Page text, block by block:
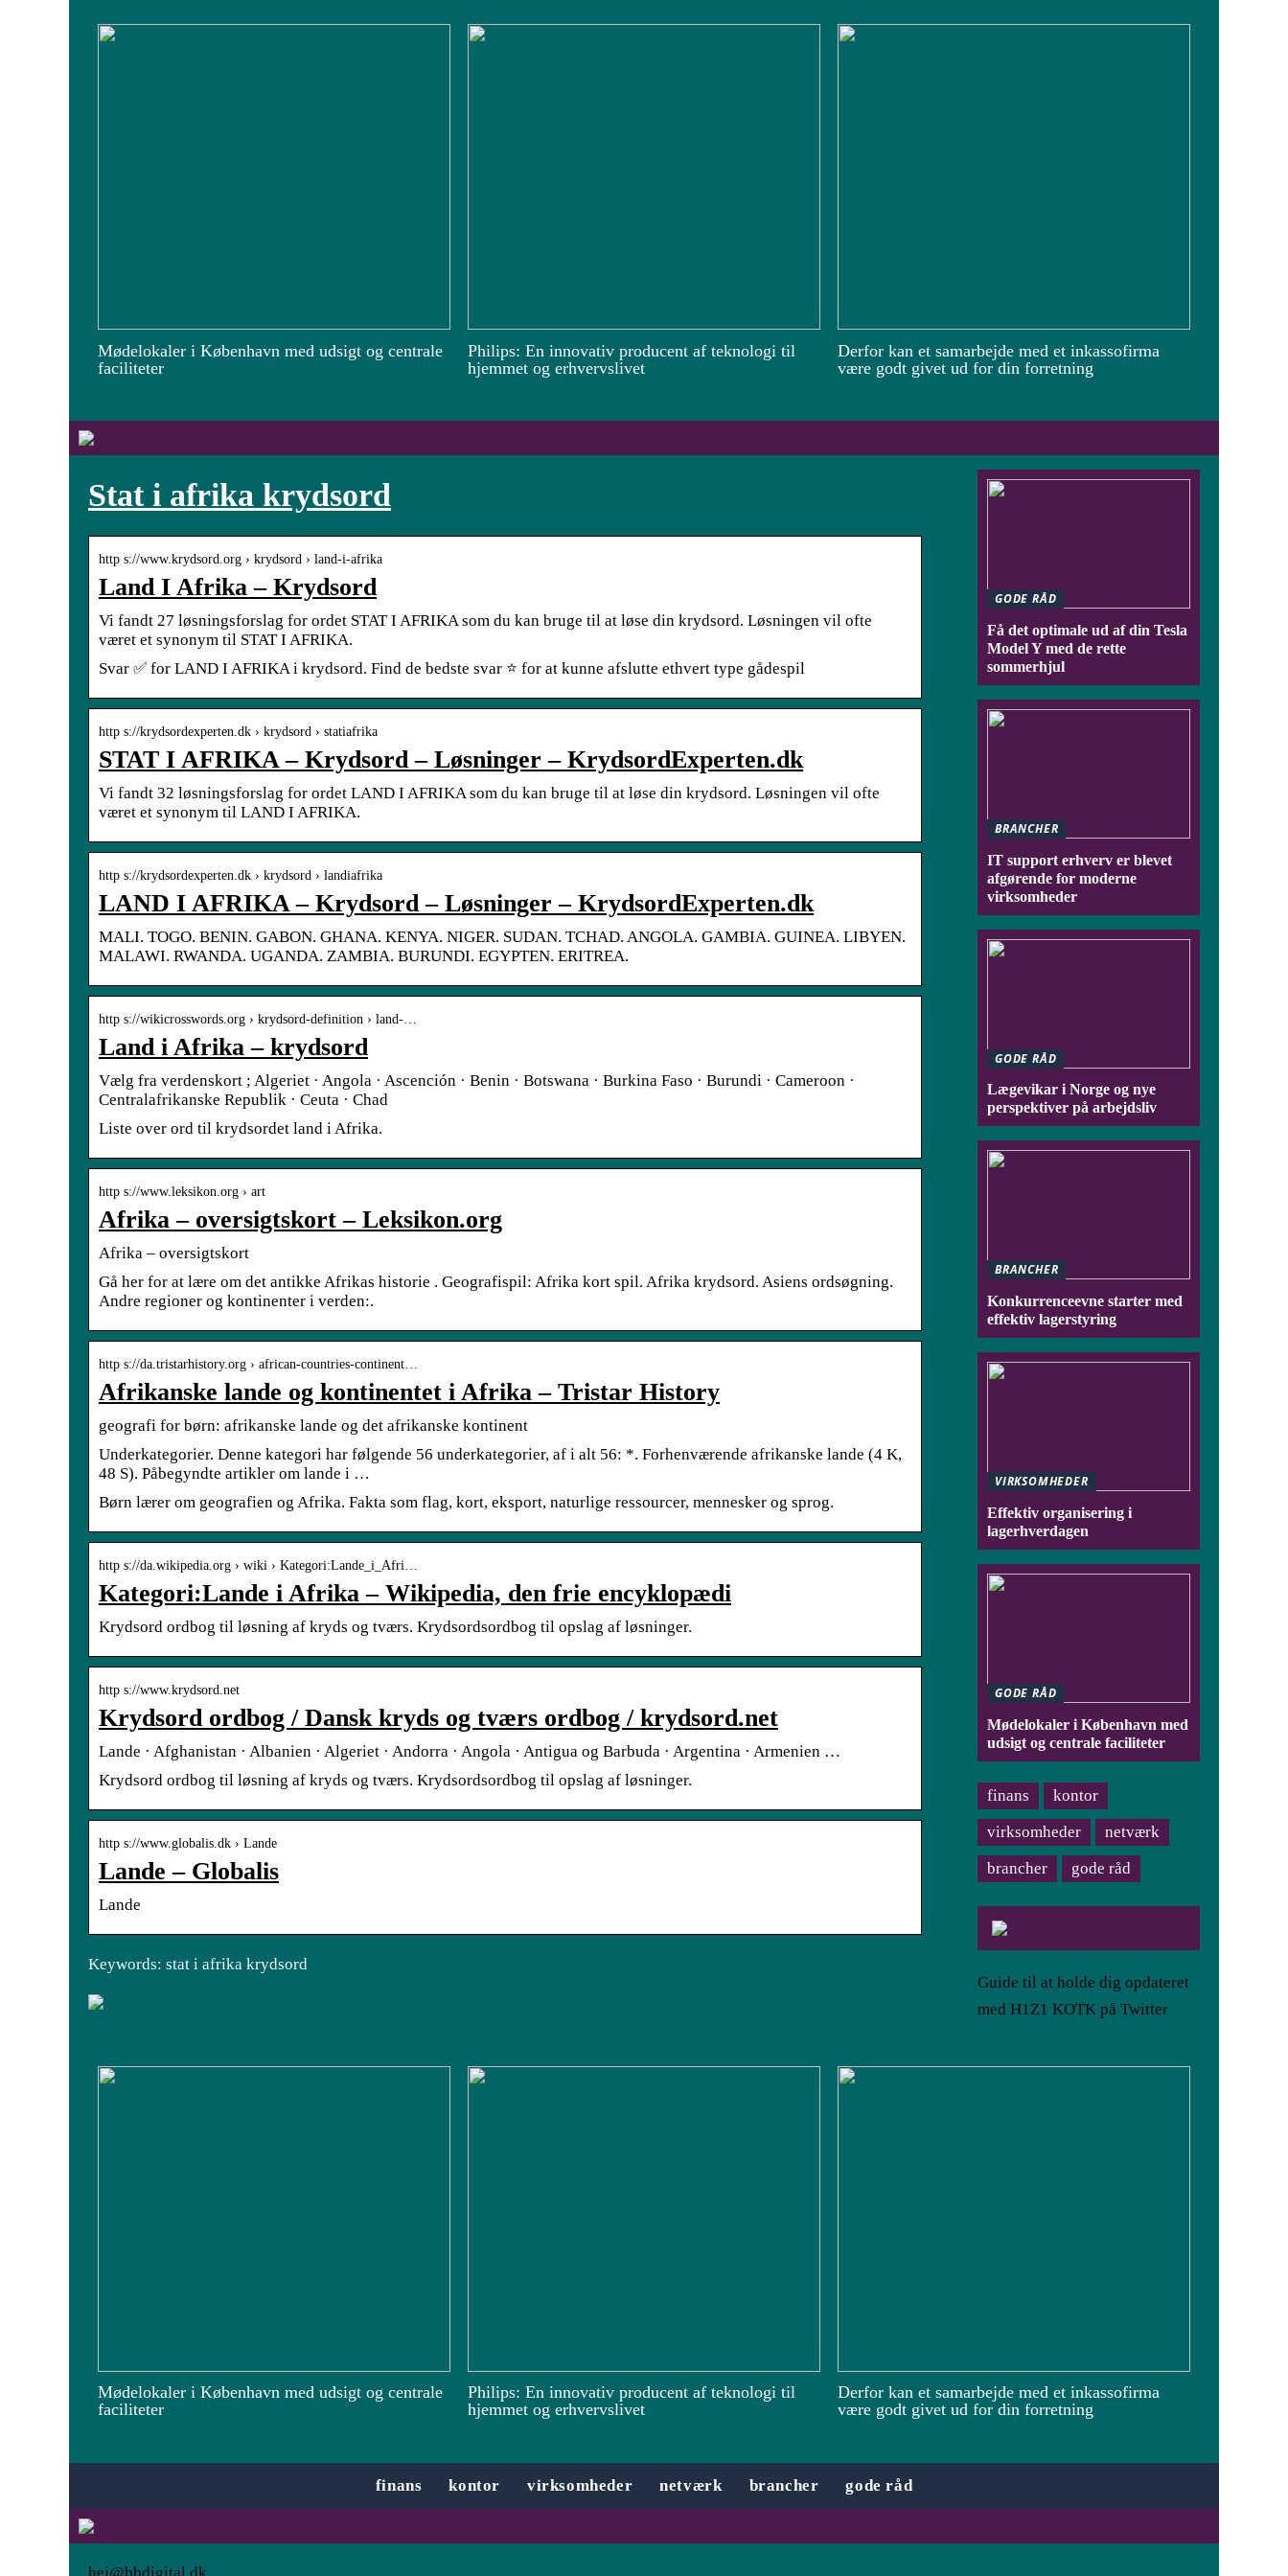
Mødelokaler i København med udsigt og centrale
faciliteter
Philips: En innovativ producent af teknologi til
hjemmet og erhvervslivet
Derfor kan et samarbejde med et inkassofirma
være godt givet ud for din forretning
Stat i afrika krydsord
http s://www.krydsord.org › krydsord › land-i-afrika
Land I Afrika – Krydsord
Vi fandt 27 løsningsforslag for ordet STAT I AFRIKA som du kan bruge til at løse din krydsord. Løsningen vil ofte
været et synonym til STAT I AFRIKA.
Svar ✅ for LAND I AFRIKA i krydsord. Find de bedste svar ⭐ for at kunne afslutte ethvert type gådespil
http s://krydsordexperten.dk › krydsord › statiafrika
STAT I AFRIKA – Krydsord – Løsninger – KrydsordExperten.dk
Vi fandt 32 løsningsforslag for ordet LAND I AFRIKA som du kan bruge til at løse din krydsord. Løsningen vil ofte
været et synonym til LAND I AFRIKA.
http s://krydsordexperten.dk › krydsord › landiafrika
LAND I AFRIKA – Krydsord – Løsninger – KrydsordExperten.dk
MALI. TOGO. BENIN. GABON. GHANA. KENYA. NIGER. SUDAN. TCHAD. ANGOLA. GAMBIA. GUINEA. LIBYEN.
MALAWI. RWANDA. UGANDA. ZAMBIA. BURUNDI. EGYPTEN. ERITREA.
http s://wikicrosswords.org › krydsord-definition › land-…
Land i Afrika – krydsord
Vælg fra verdenskort ; Algeriet · Angola · Ascención · Benin · Botswana · Burkina Faso · Burundi · Cameroon ·
Centralafrikanske Republik · Ceuta · Chad
Liste over ord til krydsordet land i Afrika.
http s://www.leksikon.org › art
Afrika – oversigtskort – Leksikon.org
Afrika – oversigtskort
Gå her for at lære om det antikke Afrikas historie . Geografispil: Afrika kort spil. Afrika krydsord. Asiens ordsøgning.
Andre regioner og kontinenter i verden:.
http s://da.tristarhistory.org › african-countries-continent…
Afrikanske lande og kontinentet i Afrika – Tristar History
geografi for børn: afrikanske lande og det afrikanske kontinent
Underkategorier. Denne kategori har følgende 56 underkategorier, af i alt 56: *. Forhenværende afrikanske lande‎ (4 K,
48 S). Påbegyndte artikler om lande i …
Børn lærer om geografien og Afrika. Fakta som flag, kort, eksport, naturlige ressourcer, mennesker og sprog.
http s://da.wikipedia.org › wiki › Kategori:Lande_i_Afri…
Kategori:Lande i Afrika – Wikipedia, den frie encyklopædi
Krydsord ordbog til løsning af kryds og tværs. Krydsordsordbog til opslag af løsninger.
http s://www.krydsord.net
Krydsord ordbog / Dansk kryds og tværs ordbog / krydsord.net
Lande · Afghanistan · Albanien · Algeriet · Andorra · Angola · Antigua og Barbuda · Argentina · Armenien …
Krydsord ordbog til løsning af kryds og tværs. Krydsordsordbog til opslag af løsninger.
http s://www.globalis.dk › Lande
Lande – Globalis
Lande
Keywords: stat i afrika krydsord
GODE RÅD
Få det optimale ud af din Tesla
Model Y med de rette
sommerhjul
BRANCHER
IT support erhverv er blevet
afgørende for moderne
virksomheder
GODE RÅD
Lægevikar i Norge og nye
perspektiver på arbejdsliv
BRANCHER
Konkurrenceevne starter med
effektiv lagerstyring
VIRKSOMHEDER
Effektiv organisering i
lagerhverdagen
GODE RÅD
Mødelokaler i København med
udsigt og centrale faciliteter
finans
kontor
virksomheder
netværk
brancher
gode råd
Guide til at holde dig opdateret
med H1Z1 KOTK på Twitter
Mødelokaler i København med udsigt og centrale
faciliteter
Philips: En innovativ producent af teknologi til
hjemmet og erhvervslivet
Derfor kan et samarbejde med et inkassofirma
være godt givet ud for din forretning
finans kontor virksomheder netværk brancher gode råd
hej@bbdigital.dk